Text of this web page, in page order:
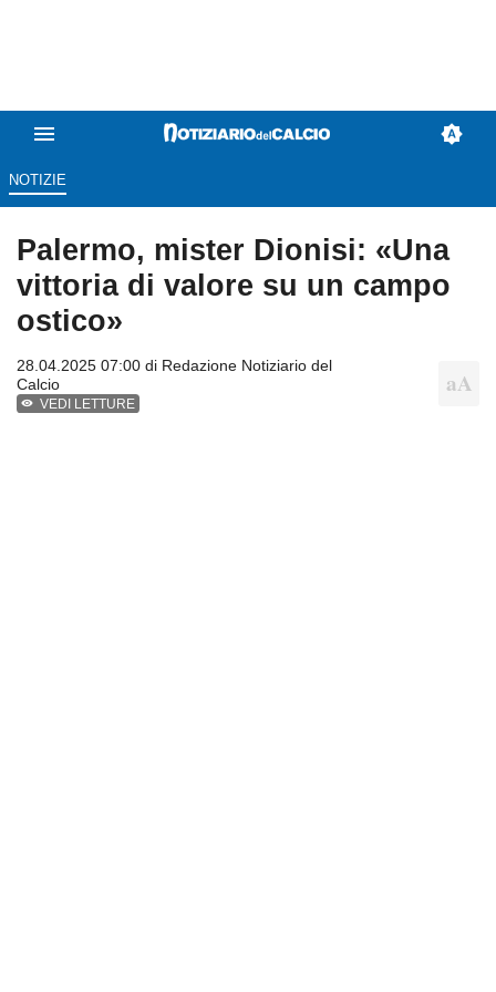
NOTIZIE
Palermo, mister Dionisi: «Una
vittoria di valore su un campo
ostico»
28.04.2025 07:00 di Redazione Notiziario del
Calcio
VEDI LETTURE